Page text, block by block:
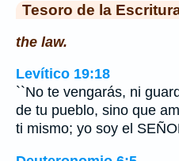
Tesoro de la
the law.
Levítico 19:18
``No te vengarás, ni
de tu pueblo, sino que
ti mismo; yo soy el